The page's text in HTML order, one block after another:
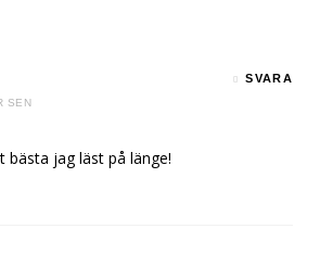
SEN
SVARA
bästa jag läst på länge!